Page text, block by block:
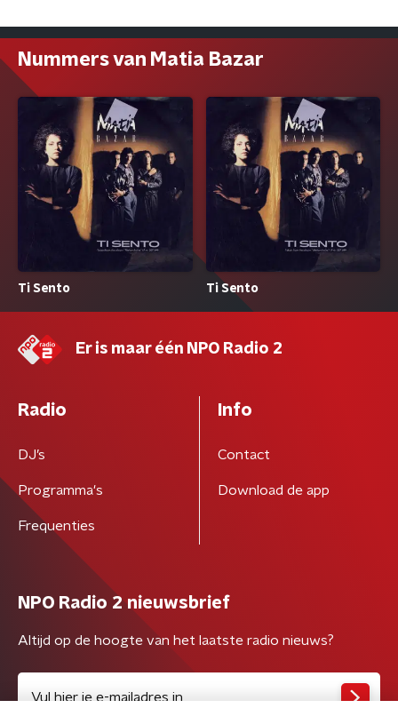
Nummers van Matia Bazar
Ti Sento Ti Sento
Er is maar één NPO Radio 2
Radio
DJ’s
Programma's
Frequenties
Info
Contact
Download de app
NPO Radio 2 nieuwsbrief
Altijd op de hoogte van het laatste radio nieuws?